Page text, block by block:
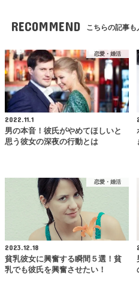
RECOMMEND こちらの記事も
恋愛・婚活
2022.11.1
男の本音！彼氏がやめてほしいと
思う彼女の深夜の行動とは
恋愛・婚活
2023.12.18
貧乳彼女に興奮する瞬間５選！貧
乳でも彼氏を興奮させたい！